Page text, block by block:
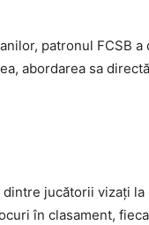
patronul FCSB
abordarea sa
jucătorii vizați
în clasament,